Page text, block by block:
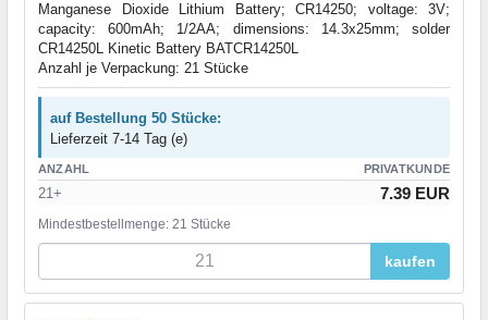
Manganese Dioxide Lithium Battery; CR14250; voltage: 3V;
capacity: 600mAh; 1/2AA; dimensions: 14.3x25mm; solder
CR14250L Kinetic Battery BATCR14250L
Anzahl je Verpackung: 21 Stücke
auf Bestellung 50 Stücke:
Lieferzeit 7-14 Tag (e)
ANZAHL PRIVATKUNDE
21+ 7.39 EUR
Mindestbestellmenge: 21 Stücke
kaufen